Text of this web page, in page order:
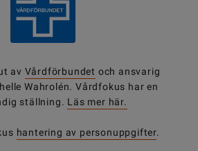
av Vårdförbundet och ansvarig
Wahrolén. Vårdfokus har en
ställning. Läs mer här.
hantering av personuppgifter.